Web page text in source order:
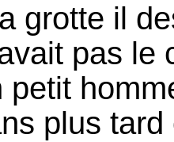
grotte il
pas
petit
plus